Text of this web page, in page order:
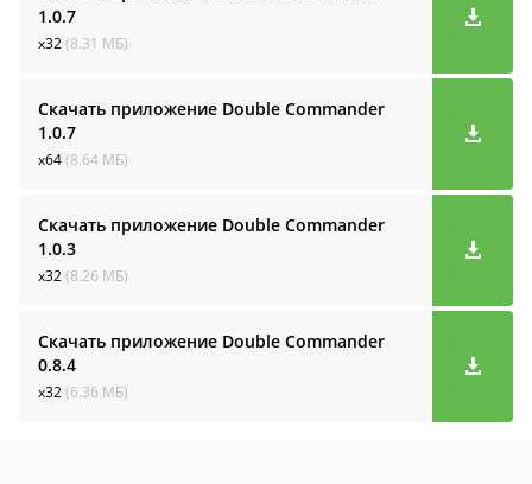
1.0.7
x32(8.31 МБ)
Скачать приложение Double Commander
1.0.7
x64(8.64 МБ)
Скачать приложение Double Commander
1.0.3
x32(8.26 МБ)
Скачать приложение Double Commander
0.8.4
x32(6.36 МБ)